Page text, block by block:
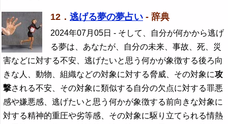
12． 逃げる夢の夢占い - 辞典
2024年07月05日 - そして、自分が何かから逃げ
る夢は、あなたが、自分の未来、事故、死、災
害などに対する不安、逃げたいと思う何かが象徴する後ろ向
きな人、動物、組織などの対象に対する脅威、その対象に攻
撃される不安、その対象に類似する自分の欠点に対する罪悪
感や嫌悪感、逃げたいと思う何かが象徴する前向きな対象に
対する精神的重圧や劣等感、その対象に駆り立てられる情熱